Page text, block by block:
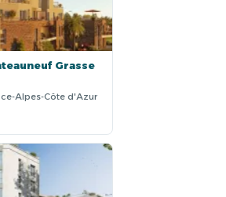
Grasse
Alpes-Côte d'Azur